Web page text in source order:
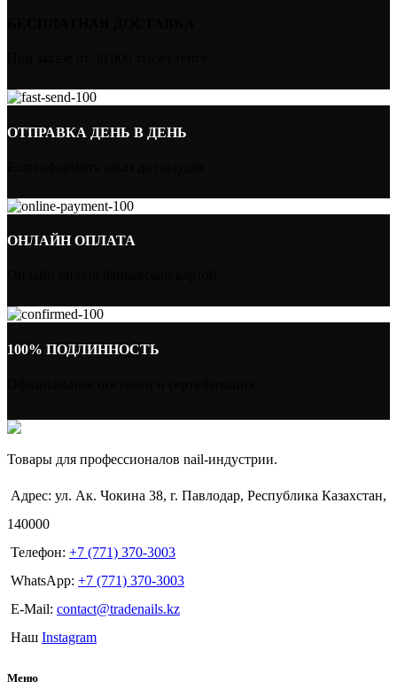
ОТПРАВКА ДЕНЬ В ДЕНЬ
ОНЛАЙН ОПЛАТА
100% ПОДЛИННОСТЬ
Товары для профессионалов nail-индустрии.
Адрес: ул. Ак. Чокина 38, г. Павлодар, Республика Казахстан,
140000
Телефон: +7 (771) 370-3003
WhatsApp: +7 (771) 370-3003
E-Mail: contact@tradenails.kz
Наш Instagram
Меню